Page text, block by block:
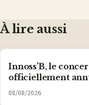
À lire aussi
Innoss’B, le
officiellement
08/08/2026